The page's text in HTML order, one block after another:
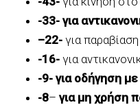
-33- για
–22- για
-16- για
-9- για οδήγηση
-8– για μη χρήση